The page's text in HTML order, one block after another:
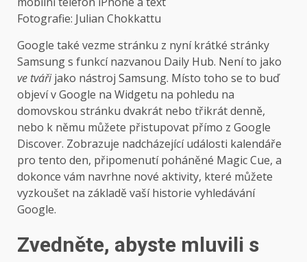
Fotografie: Julian Chokkattu
Google také vezme stránku z nyní krátké stránky
Samsung s funkcí nazvanou Daily Hub. Není to jako
ve tvářijako nástroj Samsung. Místo toho se to buď
objeví v Google na Widgetu na pohledu na
domovskou stránku dvakrát nebo třikrát denně,
nebo k němu můžete přistupovat přímo z Google
Discover. Zobrazuje nadcházející události kalendáře
pro tento den, připomenutí poháněné Magic Cue, a
dokonce vám navrhne nové aktivity, které můžete
vyzkoušet na základě vaší historie vyhledávání
Google.
Zvedněte, abyste mluvili s